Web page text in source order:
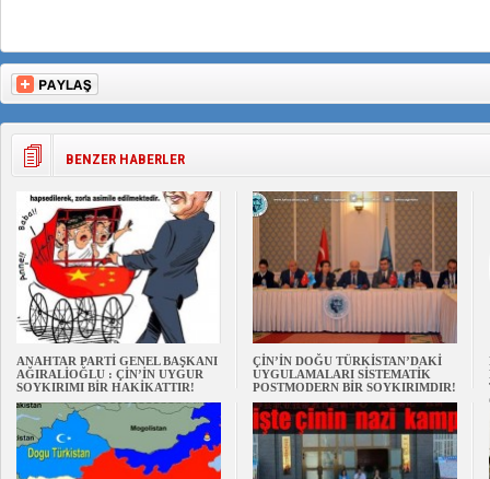
BENZER HABERLER
ANAHTAR PARTİ GENEL BAŞKANI
AĞIRALİOĞLU : ÇİN’İN UYGUR
SOYKIRIMI BİR HAKİKATTIR!
ÇİN’İN DOĞU TÜRKİSTAN’DAKİ
UYGULAMALARI SİSTEMATİK
POSTMODERN BİR SOYKIRIMDIR!